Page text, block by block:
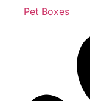
Pet Boxes